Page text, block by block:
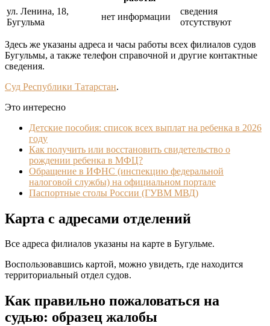
ул. Ленина, 18,
Бугульма
нет информации
сведения
отсутствуют
Здесь же указаны адреса и часы работы всех филиалов судов
Бугульмы, а также телефон справочной и другие контактные
сведения.
Суд Республики Татарстан.
Это интересно
Детские пособия: список всех выплат на ребенка в 2026
году
Как получить или восстановить свидетельство о
рождении ребенка в МФЦ?
Обращение в ИФНС (инспекцию федеральной
налоговой службы) на официальном портале
Паспортные столы России (ГУВМ МВД)
Карта с адресами отделений
Все адреса филиалов указаны на карте в Бугульме.
Воспользовавшись картой, можно увидеть, где находится
территориальный отдел судов.
Как правильно пожаловаться на
судью: образец жалобы